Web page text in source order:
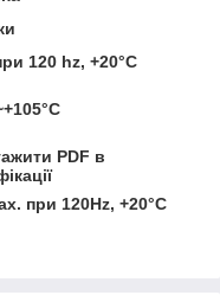
120 hz, +20°C
PDF в
при 120Hz, +20°C